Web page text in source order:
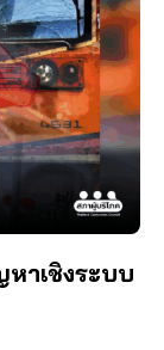
าเชิงระบบ